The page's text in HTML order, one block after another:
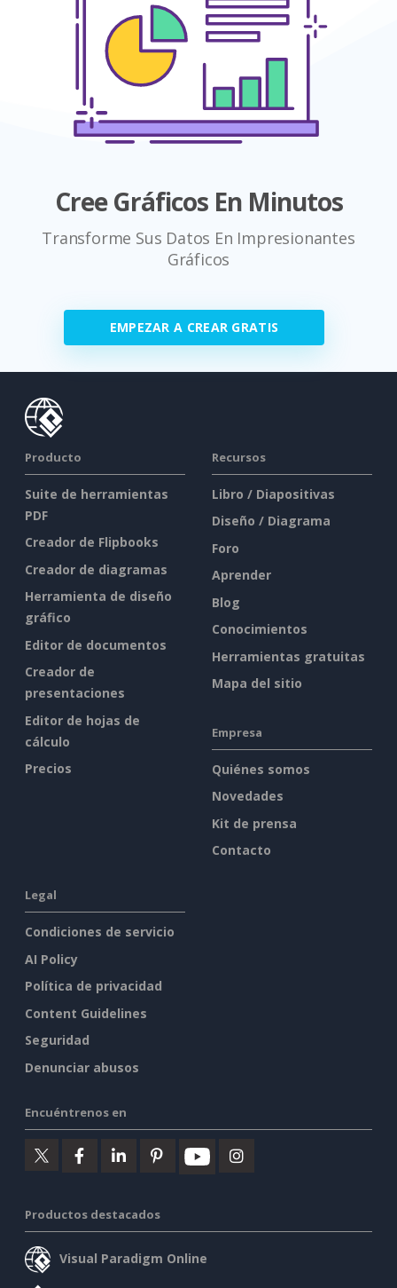
Cree Gráficos En Minutos
Transforme Sus Datos En Impresionantes
Gráficos
EMPEZAR A CREAR GRATIS
Producto
Suite de herramientas
PDF
Creador de Flipbooks
Creador de diagramas
Herramienta de diseño
gráfico
Editor de documentos
Creador de
presentaciones
Editor de hojas de
cálculo
Precios
Recursos
Libro / Diapositivas
Diseño / Diagrama
Foro
Aprender
Blog
Conocimientos
Herramientas gratuitas
Mapa del sitio
Empresa
Quiénes somos
Novedades
Kit de prensa
Contacto
Legal
Condiciones de servicio
AI Policy
Política de privacidad
Content Guidelines
Seguridad
Denunciar abusos
Encuéntrenos en
Productos destacados
Visual Paradigm Online